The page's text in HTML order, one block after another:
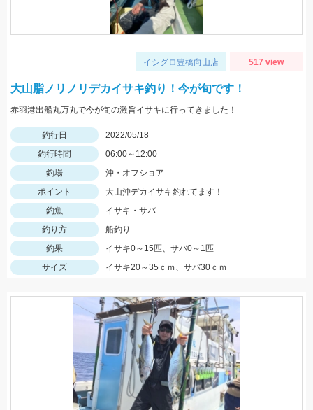
イシグロ豊橋向山店 517 view
大山脂ノリノリデカイサキ釣り！今が旬です！
赤羽港出船丸万丸で今が旬の激旨イサキに行ってきました！
釣行日
2022/05/18
釣行時間
06:00～12:00
釣場
沖・オフショア
ポイント
大山沖デカイサキ釣れてます！
釣魚
イサキ・サバ
釣り方
船釣り
釣果
イサキ0～15匹、サバ0～1匹
サイズ
イサキ20～35ｃｍ、サバ30ｃｍ